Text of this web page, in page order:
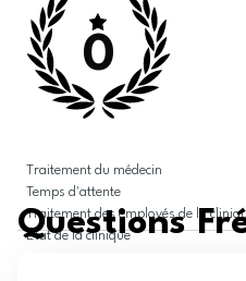
0
Traitement du médecin
Temps d'attente
Traitement des employés de la
État de la clinique
Questions